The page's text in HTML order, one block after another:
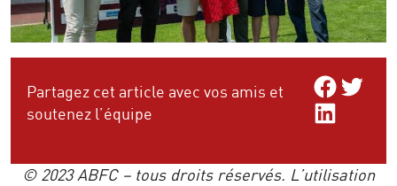
Partagez cet article avec vos amis et
soutenez l’équipe
Share onShare on
Share on LinkedIn
© 2023 ABFC – tous droits réservés. L’utilisation